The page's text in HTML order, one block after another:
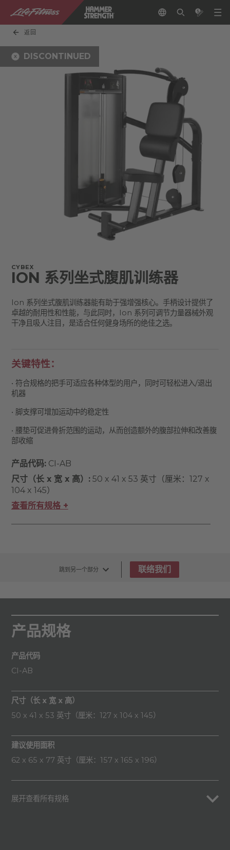
返回
DISCONTINUED
CYBEX
ION 系列坐式腹肌训练器
Ion 系列坐式腹肌训练器能有助于强增强核心。手柄设计提供了
卓越的耐用性和性能，与此同时，Ion 系列可调节力量器械外观
干净且吸人注目，是适合任何健身场所的绝佳之选。
关键特性：
• 符合规格的把手可适应各种体型的用户，同时可轻松进入/退出
机器
• 脚支撑可增加运动中的稳定性
• 腰垫可促进骨折范围的运动，从而创造额外的腹部拉伸和改善腹
部收缩
产品代码:CI-AB
尺寸（长 x 宽 x 高）:50 x 41 x 53 英寸（厘米：127 x
104 x 145）
查看所有规格 +
跳到另一个部分 联络我们
产品规格
产品代码
CI-AB
尺寸（长 x 宽 x 高）
50 x 41 x 53 英寸（厘米：127 x 104 x 145）
建议使用面积
62 x 65 x 77 英寸（厘米：157 x 165 x 196）
展开查看所有规格